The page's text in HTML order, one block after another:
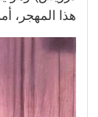
هذا المهجر،